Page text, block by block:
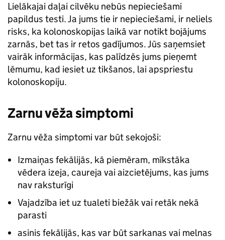
Lielākajai daļai cilvēku nebūs nepieciešami
papildus testi. Ja jums tie ir nepieciešami, ir neliels
risks, ka kolonoskopijas laikā var notikt bojājums
zarnās, bet tas ir retos gadījumos. Jūs saņemsiet
vairāk informācijas, kas palīdzēs jums pieņemt
lēmumu, kad iesiet uz tikšanos, lai apspriestu
kolonoskopiju.
Zarnu vēža simptomi
Zarnu vēža simptomi var būt sekojoši:
Izmaiņas fekālijās, kā piemēram, mīkstāka
vēdera izeja, caureja vai aizcietējums, kas jums
nav raksturīgi
Vajadzība iet uz tualeti biežāk vai retāk nekā
parasti
asinis fekālijās, kas var būt sarkanas vai melnas